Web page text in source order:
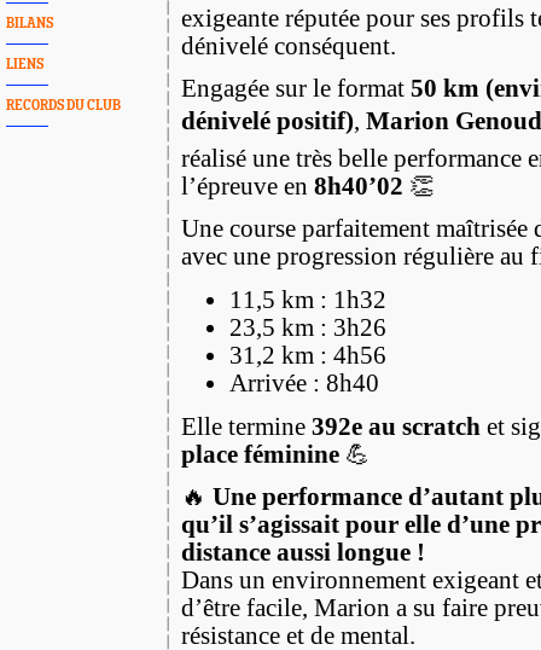
BILANS
LIENS
RECORDS DU CLUB
exigeante réputée pour ses profils
dénivelé conséquent.
Engagée sur le format 50 km
dénivelé positif), Marion
réalisé une très belle performance
l’épreuve en 8h40’02 👏
Une course parfaitement maîtrisée
avec une progression régulière au
11,5 km : 1h32
23,5 km : 3h26
31,2 km : 4h56
Arrivée : 8h40
Elle termine 392e au scratch et
place féminine 💪
🔥 Une performance d’autant
qu’il s’agissait pour elle d’une
distance aussi longue !
Dans un environnement exigeant
d’être facile, Marion a su faire
résistance et de mental.